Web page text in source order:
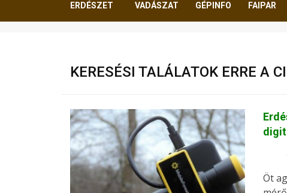
ERDÉSZET VADÁSZAT GÉPINFO FAIPAR
KERESÉSI TALÁLATOK ERRE A
Öt